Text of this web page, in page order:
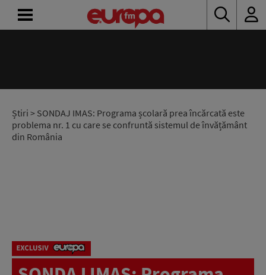
Știri > SONDAJ IMAS: Programa școlară prea încărcată este
problema nr. 1 cu care se confruntă sistemul de învățământ
din România
RADIO
CONCURSURI